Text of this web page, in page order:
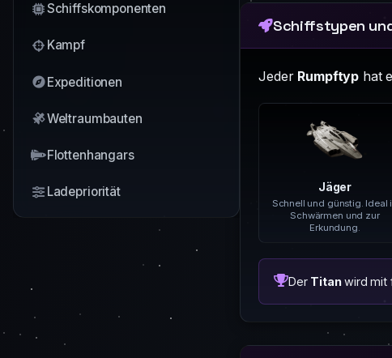
Schiffskomponenten
Kampf
Expeditionen
Weltraumbauten
Flottenhangars
Ladepriorität
Schiffstypen
Jeder Rumpftyp hat
Jäger
Schnell und günstig. Ideal
Schwärmen und zur
Erkundung.
Der Titanwird mit